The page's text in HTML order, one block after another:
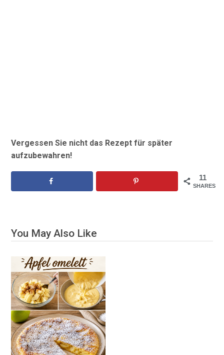
Vergessen Sie nicht das Rezept für später
aufzubewahren!
11
SHARES
You May Also Like